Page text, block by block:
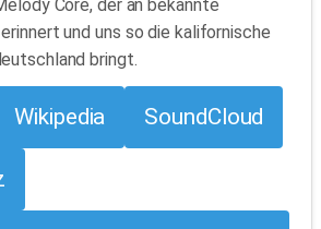
Core, der an bekannte
und uns so die kalifornische
bringt.
Wikipedia SoundCloud